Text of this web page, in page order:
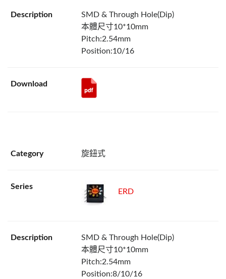
SMD & Through Hole(Dip)
本體尺寸10*10mm
Pitch:2.54mm
Position:10/16
旋鈕式
ERD
SMD & Through Hole(Dip)
本體尺寸10*10mm
Pitch:2.54mm
Position:8/10/16